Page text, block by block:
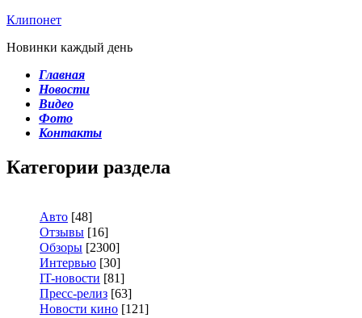
Клипонет
Новинки каждый день
Главная
Новости
Видео
Фото
Контакты
Категории раздела
Авто [48]
Отзывы [16]
Обзоры [2300]
Интервью [30]
IT-новости [81]
Пресс-релиз [63]
Новости кино [121]